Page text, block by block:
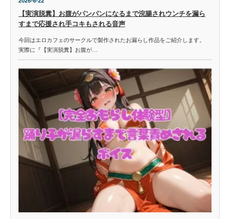
【実演脱糞】お腹がパンパンになるまで浣腸されウンチを漏ら
すまで応援され手コキもされる音声
今回はエロカフェのサークルで製作されたお漏らし作品をご紹介します。
実際に『【実演脱糞】お腹が…